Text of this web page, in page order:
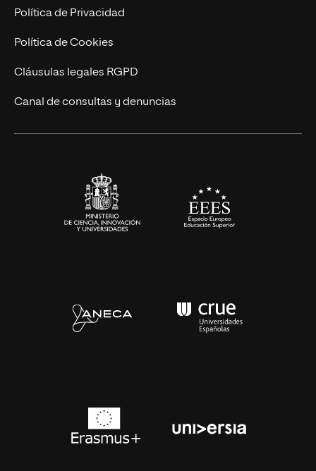
Marketing y Comunicación
Ingeniería
Diseño
Ciencias de la Salud
Política de Privacidad
Política de Cookies
Cláusulas legales RGPD
Canal de consultas y denuncias